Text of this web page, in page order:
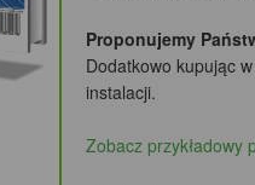
Proponujemy
Dodatkowo kupując
instalacji.
Zobacz przykładowy